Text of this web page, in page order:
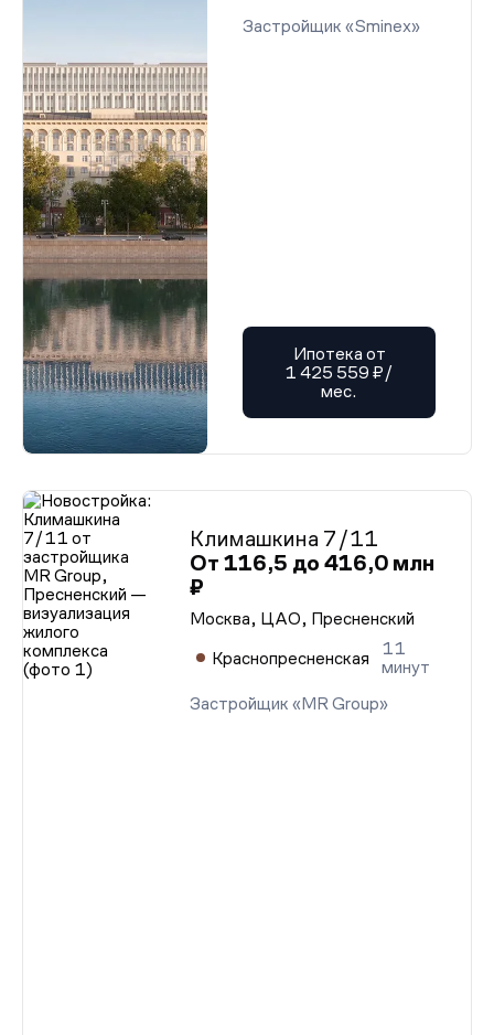
Застройщик «Sminex»
Ипотека от
1 425 559 ₽/
мес.
Климашкина 7/11
От 116,5 до 416,0 млн
₽
Москва, ЦАО, Пресненский
Краснопресненская
11
минут
Застройщик «MR Group»